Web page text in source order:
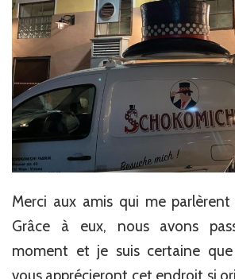
Merci aux amis qui me
Grâce à eux, nous avons
moment et je suis certaine que